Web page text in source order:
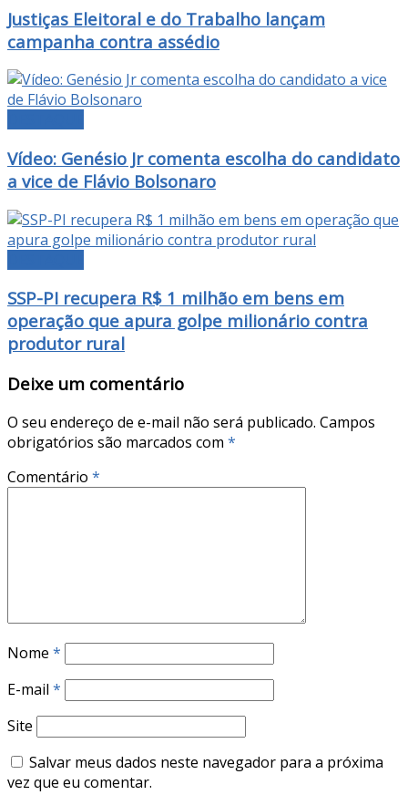
Justiças Eleitoral e do Trabalho lançam
campanha contra assédio
Vídeo: Genésio Jr comenta escolha do candidato
a vice de Flávio Bolsonaro
SSP-PI recupera R$ 1 milhão em bens em
operação que apura golpe milionário contra
produtor rural
Deixe um comentário
O seu endereço de e-mail não será publicado. Campos
obrigatórios são marcados com *
Comentário *
Nome *
E-mail *
Site
Salvar meus dados neste navegador para a próxima
vez que eu comentar.